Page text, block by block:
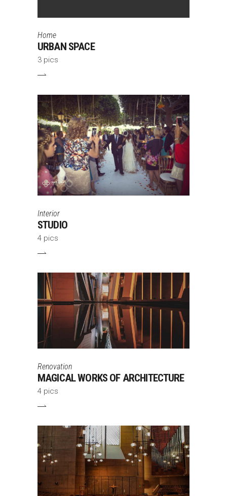
Home
URBAN SPACE
3 pics
Interior
STUDIO
4 pics
Renovation
MAGICAL WORKS OF ARCHITECTURE
4 pics